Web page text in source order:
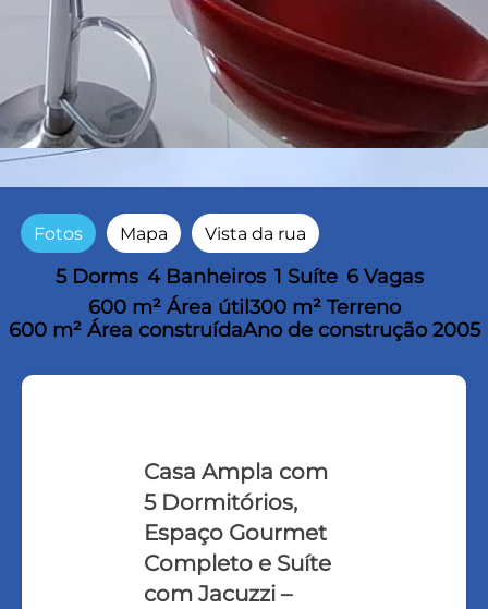
Fotos Mapa Vista da rua
5 Dorms 4 Banheiros 1 Suíte 6 Vagas
600 m² Área útil300 m² Terreno
600 m² Área construídaAno de construção 2005
Casa Ampla com
5 Dormitórios,
Espaço Gourmet
Completo e Suíte
com Jacuzzi –